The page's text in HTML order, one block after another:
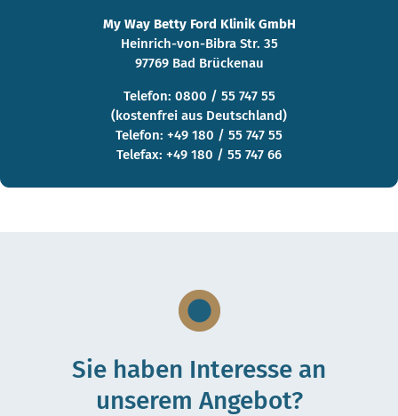
My Way Betty Ford Klinik GmbH
Heinrich-von-Bibra Str. 35
97769 Bad Brückenau
Telefon: 0800 / 55 747 55
(kostenfrei aus Deutschland)
Telefon: +49 180 / 55 747 55
Telefax: +49 180 / 55 747 66
Sie haben Interesse an
unserem Angebot?